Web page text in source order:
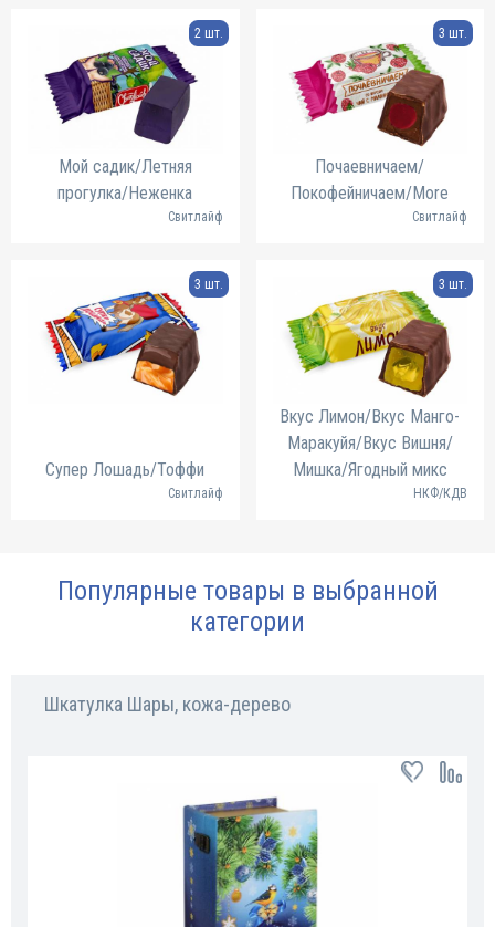
Мой садик/Летняя
прогулка/Неженка
2 шт.
Свитлайф
Почаевничаем/
Покофейничаем/More
3 шт.
Свитлайф
Супер Лошадь/Тоффи
3 шт.
Свитлайф
Вкус Лимон/Вкус Манго-
Маракуйя/Вкус Вишня/
Мишка/Ягодный микс
3 шт.
НКФ/КДВ
Популярные товары в выбранной
категории
Шкатулка Шары, кожа-дерево